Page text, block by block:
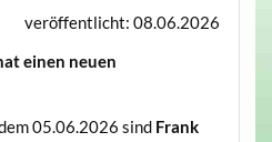
veröffentlicht: 08.06.2026
einen neuen
05.06.2026 sind Frank